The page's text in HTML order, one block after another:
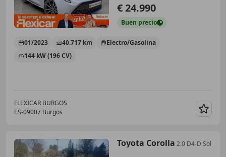
€ 24.990
Buen precio
01/2023 40.717 km
Electro/Gasolina
144 kW (196 CV)
FLEXICAR BURGOS
ES-09007 Burgos
Toyota Corolla 2.0 D4-D Sol